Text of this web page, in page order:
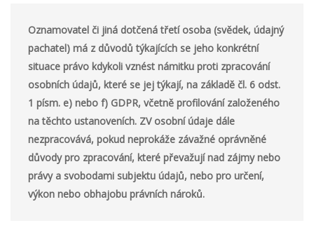
Oznamovatel či jiná dotčená třetí osoba (svědek, údajný
pachatel) má z důvodů týkajících se jeho konkrétní
situace právo kdykoli vznést námitku proti zpracování
osobních údajů, které se jej týkají, na základě čl. 6 odst.
1 písm. e) nebo f) GDPR, včetně profilování založeného
na těchto ustanoveních. ZV osobní údaje dále
nezpracovává, pokud neprokáže závažné oprávněné
důvody pro zpracování, které převažují nad zájmy nebo
právy a svobodami subjektu údajů, nebo pro určení,
výkon nebo obhajobu právních nároků.